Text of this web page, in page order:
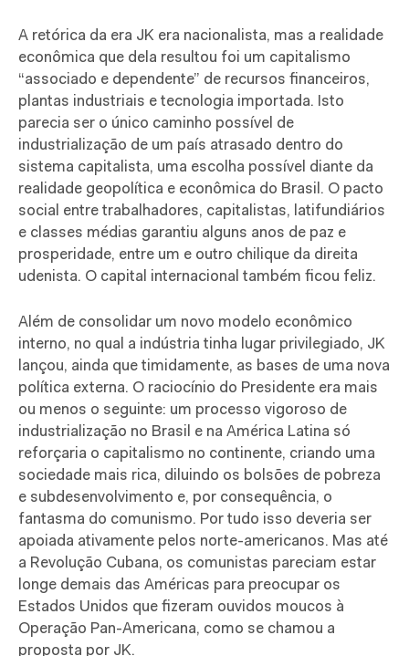
A retórica da era JK era nacionalista, mas a realidade
econômica que dela resultou foi um capitalismo
“associado e dependente” de recursos financeiros,
plantas industriais e tecnologia importada. Isto
parecia ser o único caminho possível de
industrialização de um país atrasado dentro do
sistema capitalista, uma escolha possível diante da
realidade geopolítica e econômica do Brasil. O pacto
social entre trabalhadores, capitalistas, latifundiários
e classes médias garantiu alguns anos de paz e
prosperidade, entre um e outro chilique da direita
udenista. O capital internacional também ficou feliz.
Além de consolidar um novo modelo econômico
interno, no qual a indústria tinha lugar privilegiado, JK
lançou, ainda que timidamente, as bases de uma nova
política externa. O raciocínio do Presidente era mais
ou menos o seguinte: um processo vigoroso de
industrialização no Brasil e na América Latina só
reforçaria o capitalismo no continente, criando uma
sociedade mais rica, diluindo os bolsões de pobreza
e subdesenvolvimento e, por consequência, o
fantasma do comunismo. Por tudo isso deveria ser
apoiada ativamente pelos norte-americanos. Mas até
a Revolução Cubana, os comunistas pareciam estar
longe demais das Américas para preocupar os
Estados Unidos que fizeram ouvidos moucos à
Operação Pan-Americana, como se chamou a
proposta por JK.